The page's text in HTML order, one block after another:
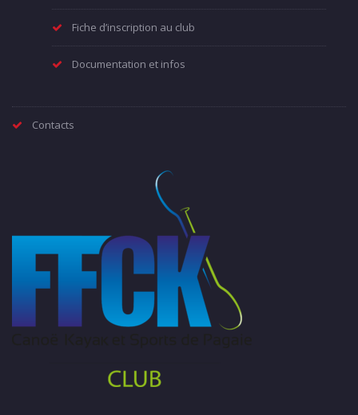
Fiche d’inscription au club
Documentation et infos
Contacts